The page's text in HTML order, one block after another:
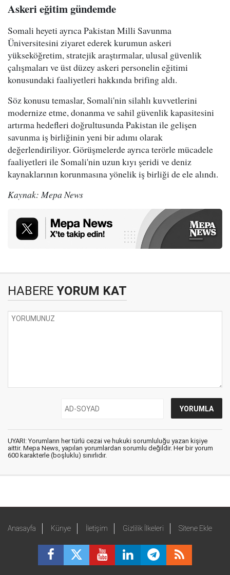
Askeri eğitim gündemde
Somali heyeti ayrıca Pakistan Milli Savunma
Üniversitesini ziyaret ederek kurumun askeri
yükseköğretim, stratejik araştırmalar, ulusal güvenlik
çalışmaları ve üst düzey askeri personelin eğitimi
konusundaki faaliyetleri hakkında brifing aldı.
Söz konusu temaslar, Somali'nin silahlı kuvvetlerini
modernize etme, donanma ve sahil güvenlik kapasitesini
artırma hedefleri doğrultusunda Pakistan ile gelişen
savunma iş birliğinin yeni bir adımı olarak
değerlendiriliyor. Görüşmelerde ayrıca terörle mücadele
faaliyetleri ile Somali'nin uzun kıyı şeridi ve deniz
kaynaklarının korunmasına yönelik iş birliği de ele alındı.
Kaynak: Mepa News
HABERE YORUM KAT
UYARI: Yorumların her türlü cezai ve hukuki sorumluluğu yazan kişiye
aittir. Mepa News, yapılan yorumlardan sorumlu değildir. Her bir yorum
600 karakterle (boşluklu) sınırlıdır.
Anasayfa Künye İletişim Gizlilik İlkeleri Sitene Ekle